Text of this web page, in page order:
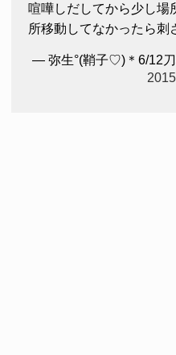
喧嘩しだしてから少し場
所移動してなかったら刺
— 弥生°(鞘子♡)＊6/12